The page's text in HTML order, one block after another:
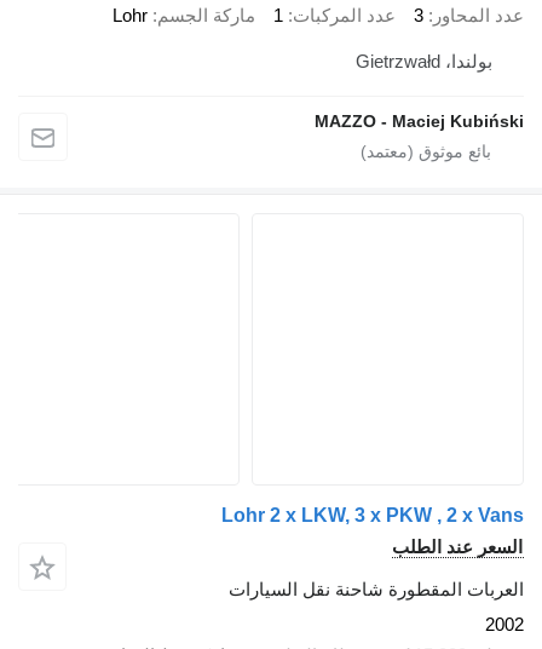
3 عدد المركبات 1 ماركة الجسم Lohr
MAZZO - Maciej
Lohr 2 x LKW, 3 x PKW , 2
الطلب
المقطورة شاحنة نقل السيارات